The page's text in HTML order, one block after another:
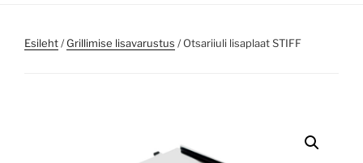
Esileht/Grillimise lisavarustus / Otsariiuli lisaplaat STIFF